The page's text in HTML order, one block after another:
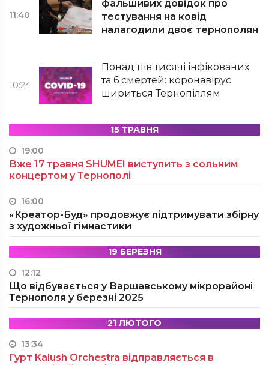
11:40
фальшивих довідок про
тестування на ковід
налагодили двоє тернополян
10:24
Понад пів тисячі інфікованих
та 6 смертей: коронавірус
шириться Тернопіллям
15 ТРАВНЯ
19:00
Вже 17 травня SHUMEI виступить з сольним
концертом у Тернополі
16:00
«Креатор-Буд» продовжує підтримувати збірну
з художньої гімнастики
19 БЕРЕЗНЯ
12:12
Що відбувається у Варшавському мікрорайоні
Тернополя у березні 2025
21 ЛЮТОГО
13:34
Гурт Kalush Orchestra відправляється в